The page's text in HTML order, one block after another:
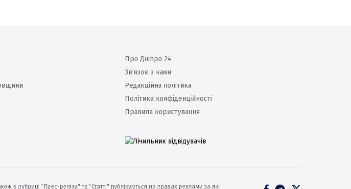
Про Дніпро 24
Зв’язок з нами
Редакційна політика
Політика конфіденційності
Правила користування
в рубриці "Прес-релізи" та "Статті" публікуються на правах реклами за які